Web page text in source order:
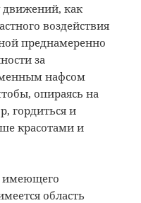
как
воздействия
преднамеренно
за
нафсом
опираясь на
гордиться и
красотами и
имеющего
область